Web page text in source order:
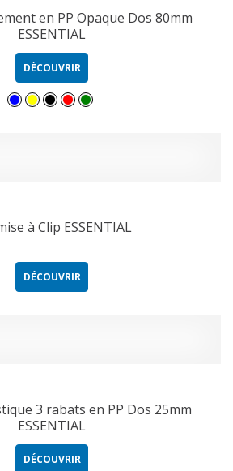
en PP Opaque Dos 80mm
ESSENTIAL
DÉCOUVRIR
à Clip ESSENTIAL
DÉCOUVRIR
3 rabats en PP Dos 25mm
ESSENTIAL
DÉCOUVRIR